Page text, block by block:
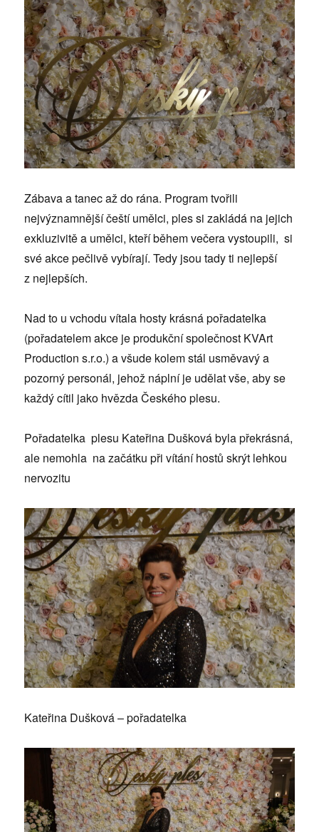
Zábava a tanec až do rána. Program tvořili
nejvýznamnější čeští umělci, ples si zakládá na jejich
exkluzivitě a umělci, kteří během večera vystoupili, si
své akce pečlivě vybírají. Tedy jsou tady ti nejlepší
z nejlepších.
Nad to u vchodu vítala hosty krásná pořadatelka
(pořadatelem akce je produkční společnost KVArt
Production s.r.o.) a všude kolem stál usměvavý a
pozorný personál, jehož náplní je udělat vše, aby se
každý cítil jako hvězda Českého plesu.
Pořadatelka plesu Kateřina Dušková byla překrásná,
ale nemohla na začátku při vítání hostů skrýt lehkou
nervozitu
Kateřina Dušková – pořadatelka